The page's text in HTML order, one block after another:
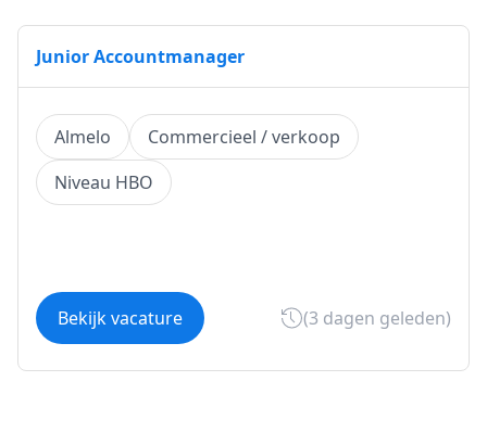
Junior Accountmanager
Almelo
Commercieel / verkoop
Niveau HBO
Bekijk vacature (3 dagen geleden)